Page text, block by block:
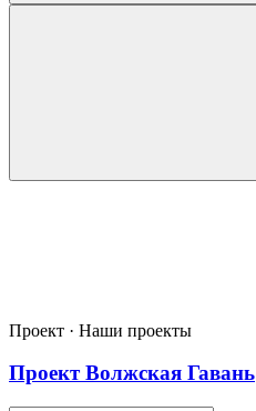
Проект · Наши проекты
Проект Волжская Гавань